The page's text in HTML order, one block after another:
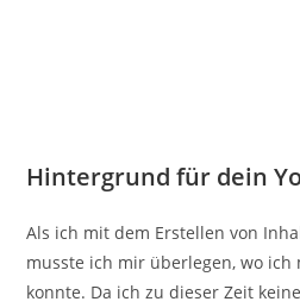
Hintergrund für dein
Als ich mit dem Erstellen von
musste ich mir überlegen, wo ich
konnte. Da ich zu dieser Zeit